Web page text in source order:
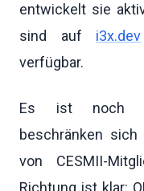
entwickelt sie
sind auf i3x.dev
verfügbar.
Es ist noch
beschränken sich
von CESMII-
Richtung ist klar: